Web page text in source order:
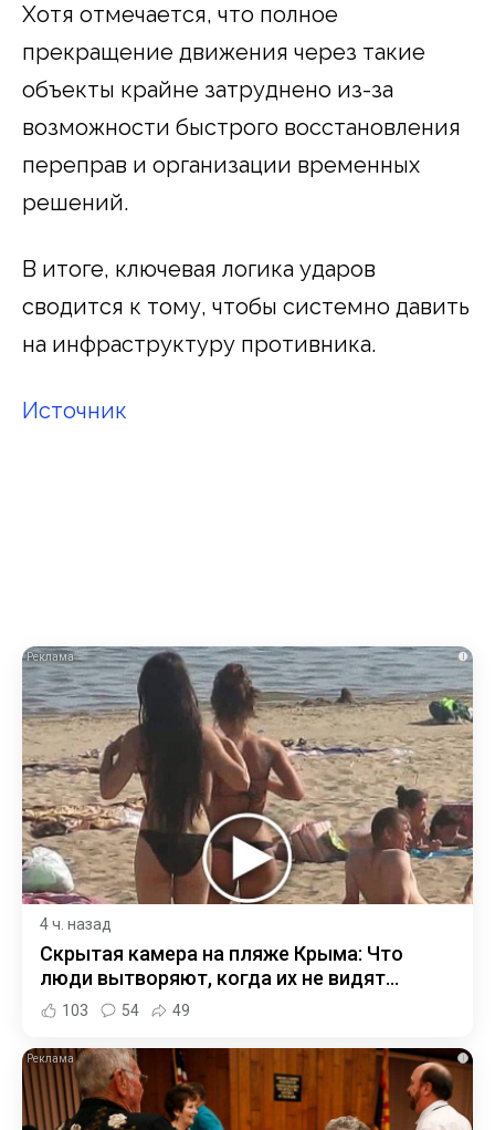
Хотя отмечается, что полное
прекращение движения через такие
объекты крайне затруднено из-за
возможности быстрого восстановления
переправ и организации временных
решений.
В итоге, ключевая логика ударов
сводится к тому, чтобы системно давить
на инфраструктуру противника.
Источник
i
4 ч. назад
Скрытая камера на пляже Крыма: Что
люди вытворяют, когда их не видят...
103 54 49
i